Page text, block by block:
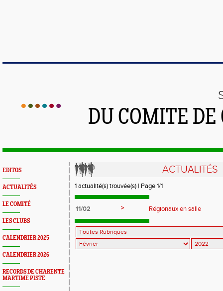
DU COMITE
EDITOS
ACTUALITÉS
LE COMITÉ
LES CLUBS
CALENDRIER 2025
CALENDRIER 2026
RECORDS DE CHARENTE
MARTIME PISTE
ACTUALITÉS
1 actualité(s) trouvée(s) | Page 1/1
11/02 > Régionaux en salle